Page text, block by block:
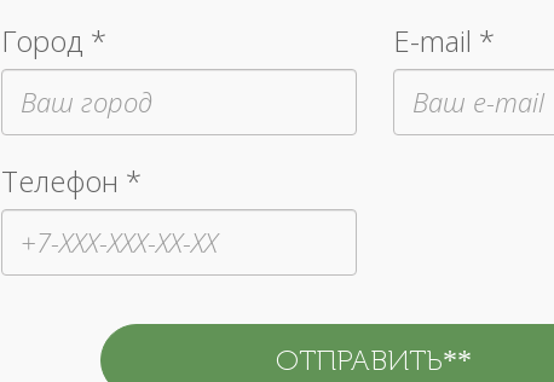
Город * E-mail *
Телефон *